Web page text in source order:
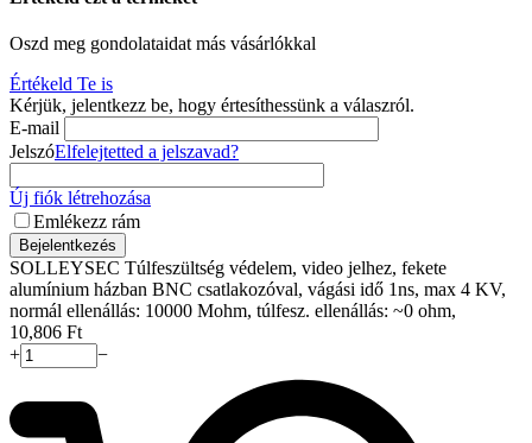
Oszd meg gondolataidat más vásárlókkal
Értékeld Te is
Kérjük, jelentkezz be, hogy értesíthessünk a válaszról.
E-mail
JelszóElfelejtetted a jelszavad?
Új fiók létrehozása
Emlékezz rám
Bejelentkezés
SOLLEYSEC Túlfeszültség védelem, video jelhez, fekete
alumínium házban BNC csatlakozóval, vágási idő 1ns, max 4 KV,
normál ellenállás: 10000 Mohm, túlfesz. ellenállás: ~0 ohm,
10,806 Ft
+
−